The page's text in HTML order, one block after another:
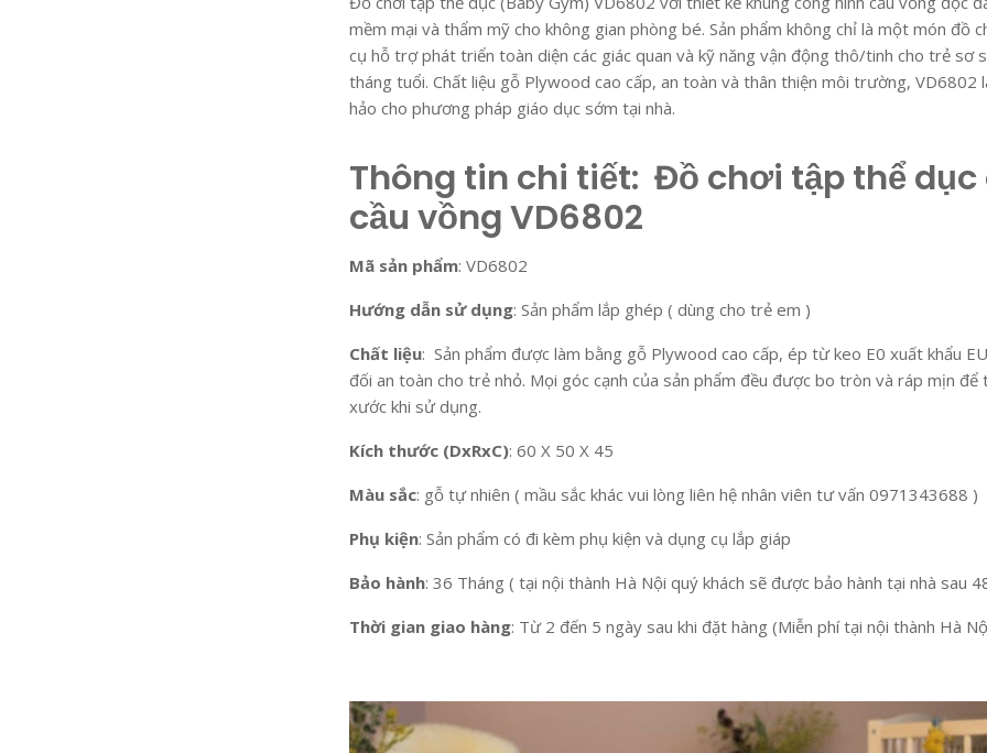
mềm mại và thẩm mỹ cho không gian phòng bé. Sản phẩm không chỉ là một món đồ
cụ hỗ trợ phát triển toàn diện các giác quan và kỹ năng vận động thô/tinh cho trẻ sơ
tháng tuổi. Chất liệu gỗ Plywood cao cấp, an toàn và thân thiện môi trường, VD6802
hảo cho phương pháp giáo dục sớm tại nhà.
Thông tin chi tiết: Đồ chơi tập thể dục
cầu vồng VD6802
Mã sản phẩm: VD6802
Hướng dẫn sử dụng: Sản phẩm lắp ghép ( dùng cho trẻ em )
Chất liệu: Sản phẩm được làm bằng gỗ Plywood cao cấp, ép từ keo E0 xuất khẩu
đối an toàn cho trẻ nhỏ. Mọi góc cạnh của sản phẩm đều được bo tròn và ráp mịn
xước khi sử dụng.
Kích thước (DxRxC): 60 X 50 X 45
Màu sắc: gỗ tự nhiên ( mầu sắc khác vui lòng liên hệ nhân viên tư vấn 0971343688 )
Phụ kiện: Sản phẩm có đi kèm phụ kiện và dụng cụ lắp giáp
Bảo hành: 36 Tháng ( tại nội thành Hà Nội quý khách sẽ được bảo hành tại nhà sau
Thời gian giao hàng: Từ 2 đến 5 ngày sau khi đặt hàng (Miễn phí tại nội thành Hà